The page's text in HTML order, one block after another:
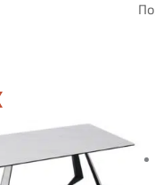
(604.35
лв.).